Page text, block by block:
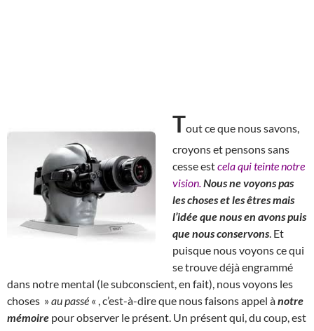
Tout ce que nous savons,
croyons et pensons sans
cesse estcela qui teinte notre
vision. Nous ne voyons pas
les choses et les êtres mais
l’idée que nous en avons puis
que nous conservons . Et
puisque nous voyons ce qui
se trouve déjà engrammé
dans notre mental (le subconscient, en fait), nous voyons les
choses »au passé « , c’est-à-dire que nous faisons appel ànotre
mémoire pour observer le présent. Un présent qui, du coup, est